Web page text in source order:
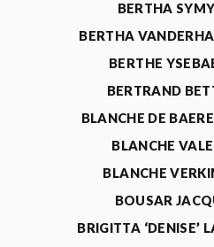
BERTHA
BERTHA
BERTHE
BERTRAND
BLANCHE DE
BLANCHE
BLANCHE
BOUSAR
BRIGITTA ‘DENISE’